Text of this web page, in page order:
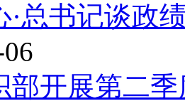
·总书记谈政
部开展第二